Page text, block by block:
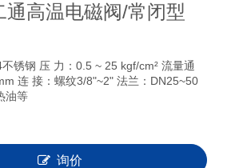
通高温电磁阀/常闭型
锈钢 压 力：0.5 ~ 25 kgf/cm² 流量通
连 接：螺纹3/8"~2" 法兰：DN25~50
油等
询价